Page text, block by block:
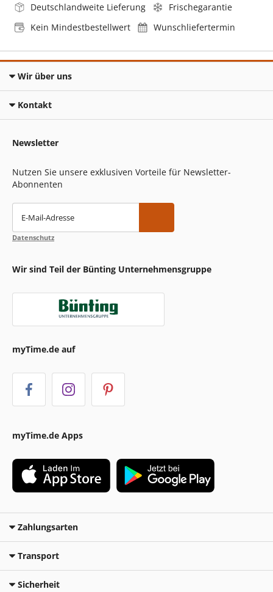
Deutschlandweite Lieferung
Frischegarantie
Kein Mindestbestellwert
Wunschliefertermin
Wir über uns
Kontakt
Newsletter
Nutzen Sie unsere exklusiven Vorteile für Newsletter-
Abonnenten
E-Mail-Adresse
Datenschutz
Wir sind Teil der Bünting Unternehmensgruppe
myTime.de auf
myTime.de Apps
Zahlungsarten
Transport
Sicherheit